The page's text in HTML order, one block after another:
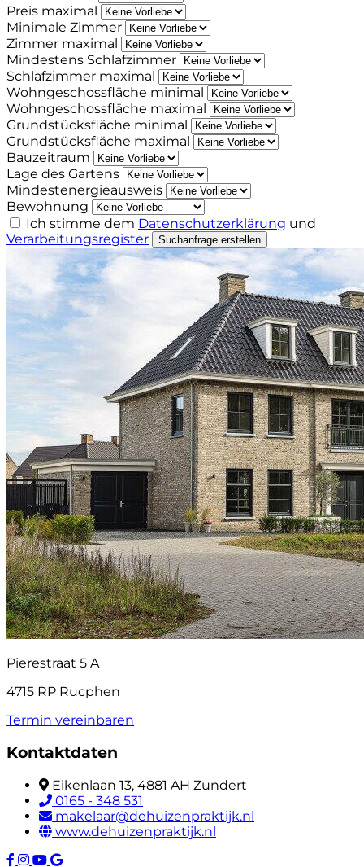
Preis maximal
Minimale Zimmer
Zimmer maximal
Mindestens Schlafzimmer
Schlafzimmer maximal
Wohngeschossfläche minimal
Wohngeschossfläche maximal
Grundstücksfläche minimal
Grundstücksfläche maximal
Bauzeitraum
Lage des Gartens
Mindestenergieausweis
Bewohnung
Ich stimme dem Datenschutzerklärung und
Verarbeitungsregister
Suchanfrage erstellen
Pierestraat 5 A
4715 RP Rucphen
Termin vereinbaren
Kontaktdaten
Eikenlaan 13, 4881 AH Zundert
0165 - 348 531
makelaar@dehuizenpraktijk.nl
www.dehuizenpraktijk.nl